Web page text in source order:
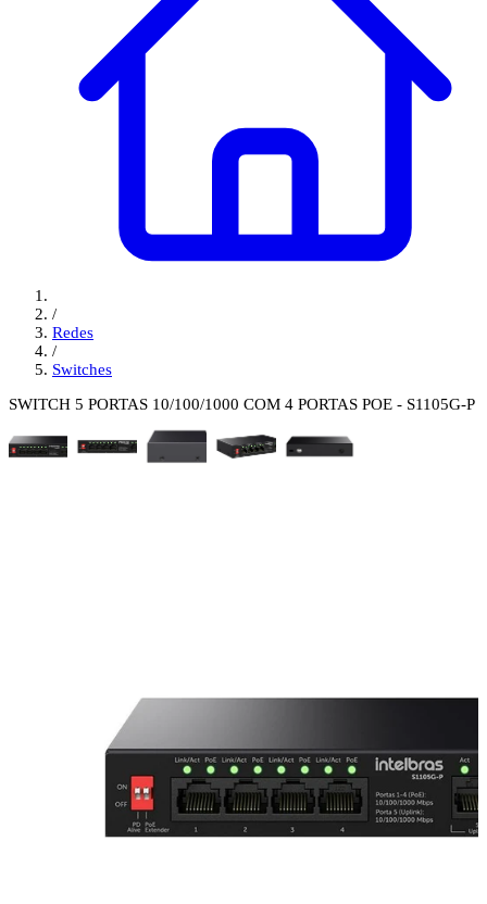
/
Redes
/
Switches
SWITCH 5 PORTAS 10/100/1000 COM 4 PORTAS POE - S1105G-P